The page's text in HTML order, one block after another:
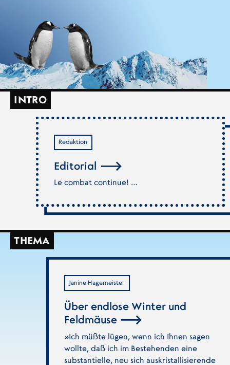
INTRO
Redaktion
Editorial
Le combat continue! …
THEMA
Janine Hagemeister
Über endlose Winter und
Feldmäuse
»Ich müßte lügen, wenn ich Ihnen sagen
wollte, daß ich im Bestehenden eine
substantielle, neu sich auskristallisierende